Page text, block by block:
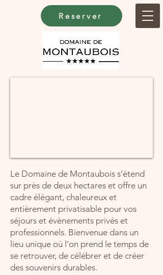
Reserver
Le Domaine de Montaubois s’étend
sur près de deux hectares et offre un
cadre élégant, chaleureux et
entièrement privatisable pour vos
séjours et évènements privés et
professionnels. Bienvenue dans un
lieu unique où l’on prend le temps de
se retrouver, de célébrer et de créer
des souvenirs durables.